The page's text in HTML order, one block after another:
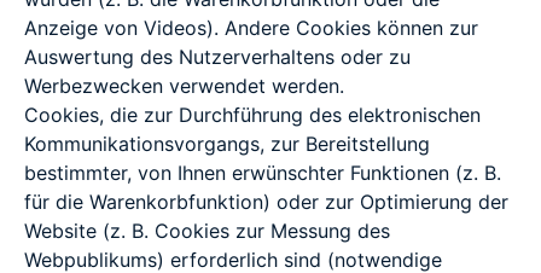
Anzeige von Videos). Andere Cookies können zur
Auswertung des Nutzerverhaltens oder zu
Werbezwecken verwendet werden.
Cookies, die zur Durchführung des elektronischen
Kommunikationsvorgangs, zur Bereitstellung
bestimmter, von Ihnen erwünschter Funktionen (z. B.
für die Warenkorbfunktion) oder zur Optimierung der
Website (z. B. Cookies zur Messung des
Webpublikums) erforderlich sind (notwendige